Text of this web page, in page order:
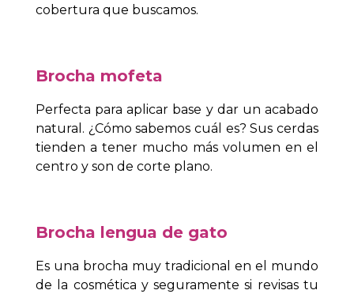
cobertura que buscamos.
Brocha mofeta
Perfecta para aplicar base y dar un acabado
natural. ¿Cómo sabemos cuál es? Sus cerdas
tienden a tener mucho más volumen en el
centro y son de corte plano.
Brocha lengua de gato
Es una brocha muy tradicional en el mundo
de la cosmética y seguramente si revisas tu